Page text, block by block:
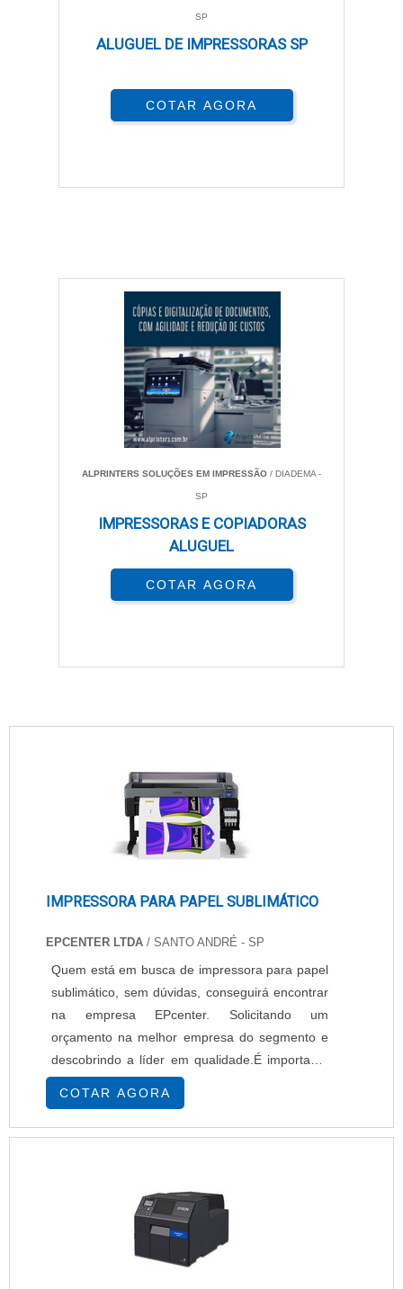
SP
ALUGUEL DE IMPRESSORAS SP
COTAR AGORA
ALPRINTERS SOLUÇÕES EM IMPRESSÃO / DIADEMA -
SP
IMPRESSORAS E COPIADORAS
ALUGUEL
COTAR AGORA
IMPRESSORA PARA PAPEL SUBLIMÁTICO
EPCENTER LTDA / SANTO ANDRÉ - SP
Quem está em busca de impressora para papel
sublimático, sem dúvidas, conseguirá encontrar
na empresa EPcenter. Solicitando um
orçamento na melhor empresa do segmento e
descobrindo a líder em qualidade.É importante
lembrar que o produto deve sempre ser
adquirido com empresas especializadas no
segmento. Esse tipo de cuidado ajuda a garantir
COTAR AGORA